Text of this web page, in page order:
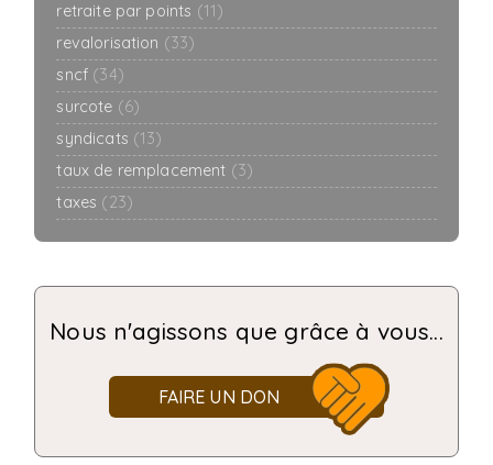
retraite par points (11)
revalorisation (33)
sncf (34)
surcote (6)
syndicats (13)
taux de remplacement (3)
taxes (23)
Nous n'agissons que grâce à vous...
FAIRE UN DON